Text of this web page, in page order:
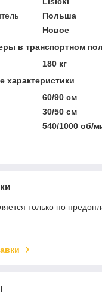
Польша
Новое
в транспортном
180 кг
характеристики
60/90 см
30/50 см
540/1000 об/
только по